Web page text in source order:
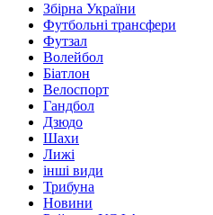
Збірна України
Футбольні трансфери
Футзал
Волейбол
Біатлон
Велоспорт
Гандбол
Дзюдо
Шахи
Лижі
інші види
Трибуна
Новини